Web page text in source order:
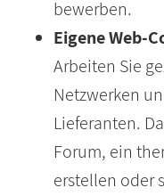
bewerben.
Eigene Web-
Arbeiten Sie
Netzwerken
Lieferanten.
Forum, ein
erstellen oder